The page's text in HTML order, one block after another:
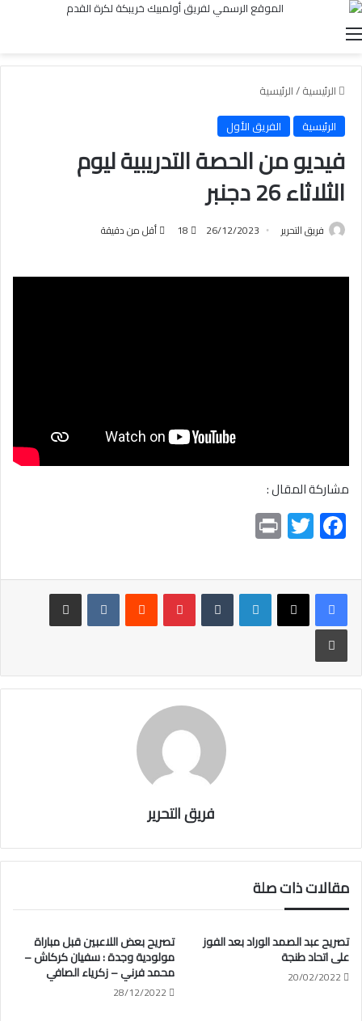
القائمة
الرئيسية/الرئيسية
الرئيسية
الفريق الأول
فيديو من الحصة التدريبية ليوم
الثلاثاء 26 دجنبر
فريق التحرير 26/12/2023
18 أقل من دقيقة
مشاركة المقال :
F
ac
e
b
o
ok
T
wi
tt
er
t لينكدإن بينتيريست
مشاركة عبر البريد
طباعة
فريق التحرير
مقالات ذات صلة
تصريح عبد الصمد الوراد بعد الفوز
على اتحاد طنجة
20/02/2022
تصريح بعض اللاعبين قبل مباراة
مولودية وجدة : سفيان كركاش –
محمد فرني – زكرياء الصافي
28/12/2022